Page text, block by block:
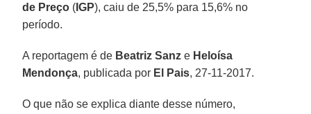
de Preço ( IGP), caiu de 25,5% para 15,6% no
período.
A reportagem é de Beatriz Sanz e Heloísa
Mendonça, publicada por El Pais, 27-11-2017.
O que não se explica diante desse número,